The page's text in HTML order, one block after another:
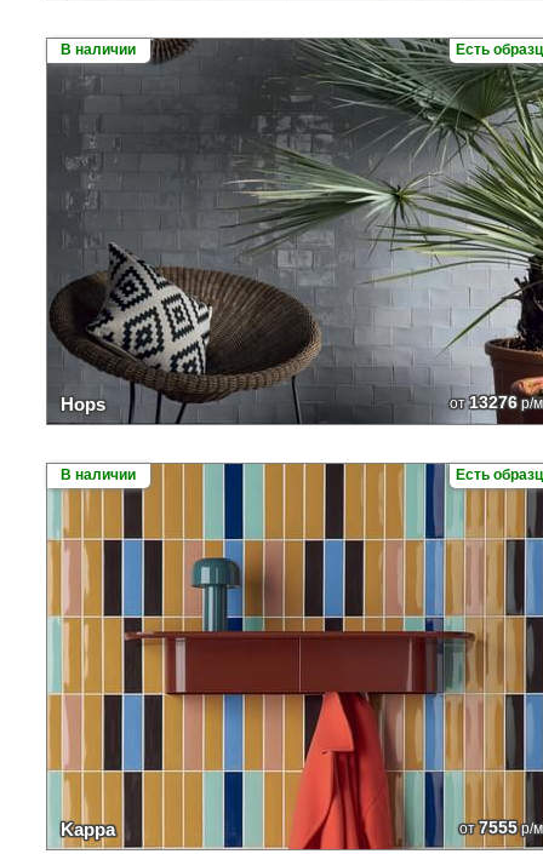
Есть
В наличии
Hops от13276р/
Есть
В наличии
Kappa от7555р/